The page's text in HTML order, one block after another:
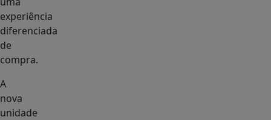
experiência
diferenciada
de
compra.
A
nova
unidade